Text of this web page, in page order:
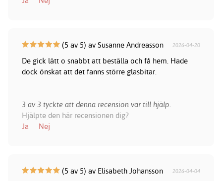
(5 av 5) av Susanne Andreasson 2026-04-20
De gick lätt o snabbt att beställa och få hem. Hade
dock önskat att det fanns större glasbitar.
3 av 3 tyckte att denna recension var till hjälp.
Hjälpte den här recensionen dig?
Ja
Nej
(5 av 5) av Elisabeth Johansson 2026-04-04